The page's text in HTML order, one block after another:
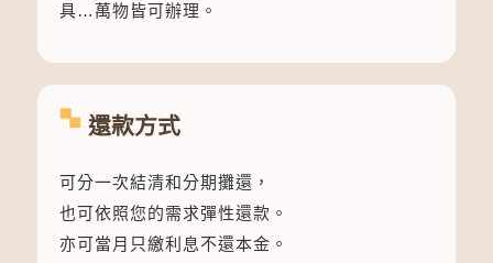
具…萬物皆可辦理。
還款方式
可分一次結清和分期攤還，
也可依照您的需求彈性還款。
亦可當月只繳利息不還本金。